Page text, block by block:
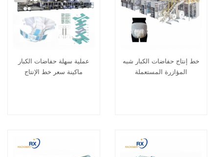
عملية سهلة حفاضات الكبار
ماكينة سعر خط الإنتاج
خط إنتاج حفاضات الكبار شبه
المؤازرة المستعملة